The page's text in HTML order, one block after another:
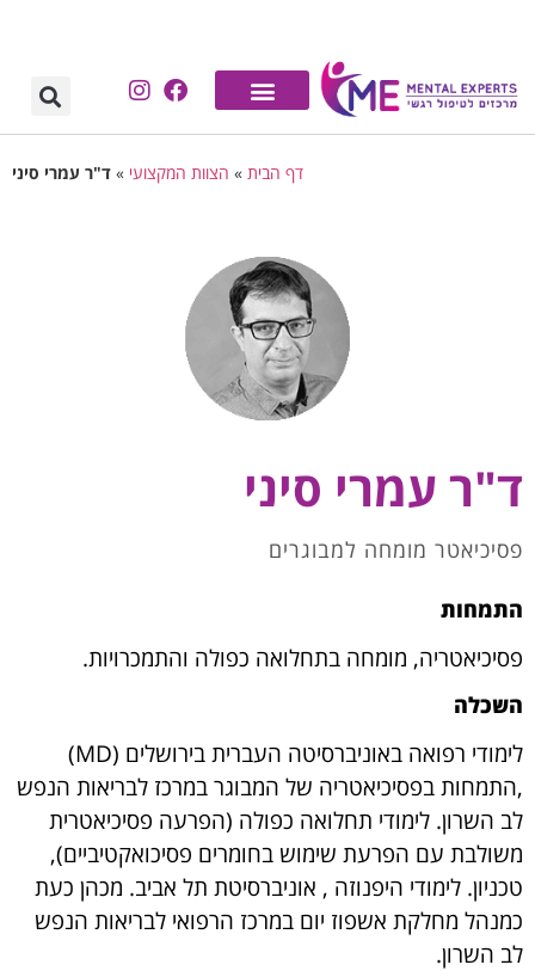
דף הבית » הצוות המקצועי » ד"ר עמרי סיני
ד"ר עמרי סיני
פסיכיאטר מומחה למבוגרים
התמחות
פסיכיאטריה, מומחה בתחלואה כפולה והתמכרויות.
השכלה
לימודי רפואה באוניברסיטה העברית בירושלים (MD)
,התמחות בפסיכיאטריה של המבוגר במרכז לבריאות הנפש
לב השרון. לימודי תחלואה כפולה (הפרעה פסיכיאטרית
משולבת עם הפרעת שימוש בחומרים פסיכואקטיביים),
טכניון. לימודי היפנוזה , אוניברסיטת תל אביב. מכהן כעת
כמנהל מחלקת אשפוז יום במרכז הרפואי לבריאות הנפש
לב השרון.